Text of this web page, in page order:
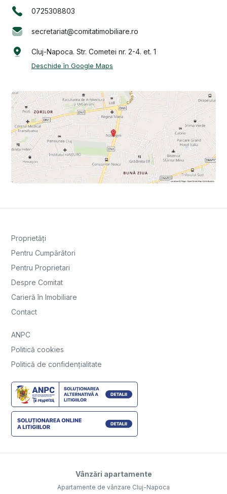
0725308803
secretariat@comitatimobiliare.ro
Cluj-Napoca. Str. Cometei nr. 2-4. et. 1
Deschide în Google Maps
Proprietăți
Pentru Cumpărători
Pentru Proprietari
Despre Comitat
Carieră în Imobiliare
Contact
ANPC
Politică cookies
Politică de confidențialitate
Vânzări apartamente
Apartamente de vânzare Cluj-Napoca